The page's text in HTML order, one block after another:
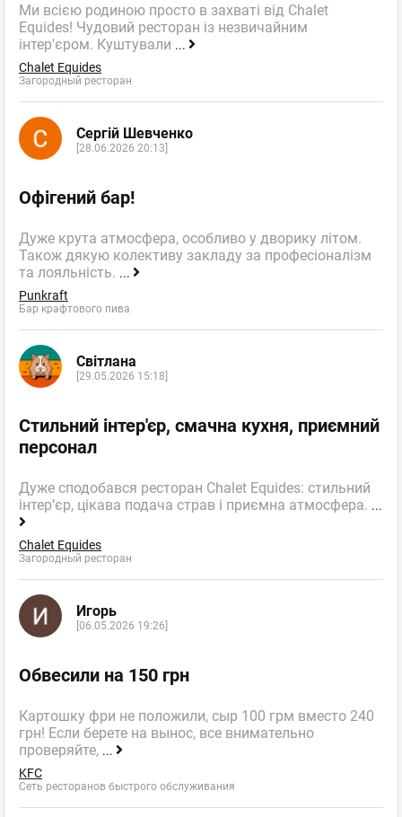
Ми всією родиною просто в захваті від Chalet
Equides! Чудовий ресторан із незвичайним
інтер'єром. Куштували ...
Chalet Equides
Загородный ресторан
Сергій Шевченко
[28.06.2026 20:13]
Офігений бар!
Дуже крута атмосфера, особливо у дворику літом.
Також дякую колективу закладу за професіоналізм
та лояльність. ...
Punkraft
Бар крафтового пива
Світлана
[29.05.2026 15:18]
Стильний інтер'єр, смачна кухня, приємний
персонал
Дуже сподобався ресторан Chalet Equides: стильний
інтер’єр, цікава подача страв і приємна атмосфера. ...
Chalet Equides
Загородный ресторан
Игорь
[06.05.2026 19:26]
Обвесили на 150 грн
Картошку фри не положили, сыр 100 грм вместо 240
грн! Если берете на вынос, все внимательно
проверяйте, ...
KFC
Сеть ресторанов быстрого обслуживания